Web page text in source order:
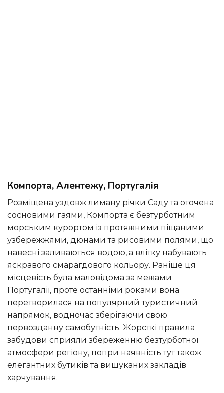
Компорта, Алентежу, Португалія
Розміщена уздовж лиману річки Саду та оточена
сосновими гаями, Компорта є безтурботним
морським курортом із протяжними піщаними
узбережжями, дюнами та рисовими полями, що
навесні заливаються водою, а влітку набувають
яскравого смарагдового кольору. Раніше ця
місцевість була маловідома за межами
Португалії, проте останніми роками вона
перетворилася на популярний туристичний
напрямок, водночас зберігаючи свою
первозданну самобутність. Жорсткі правила
забудови сприяли збереженню безтурботної
атмосфери регіону, попри наявність тут також
елегантних бутиків та вишуканих закладів
харчування.